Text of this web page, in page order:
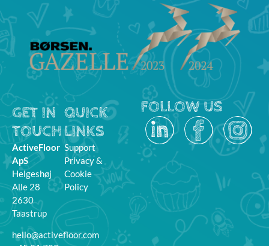
GET IN
TOUCH
ActiveFloor
ApS
Helgeshøj
Alle 28
2630
Taastrup
hello@activefloor.com
QUICK
LINKS
Support
Privacy &
Cookie
Policy
FOLLOW US